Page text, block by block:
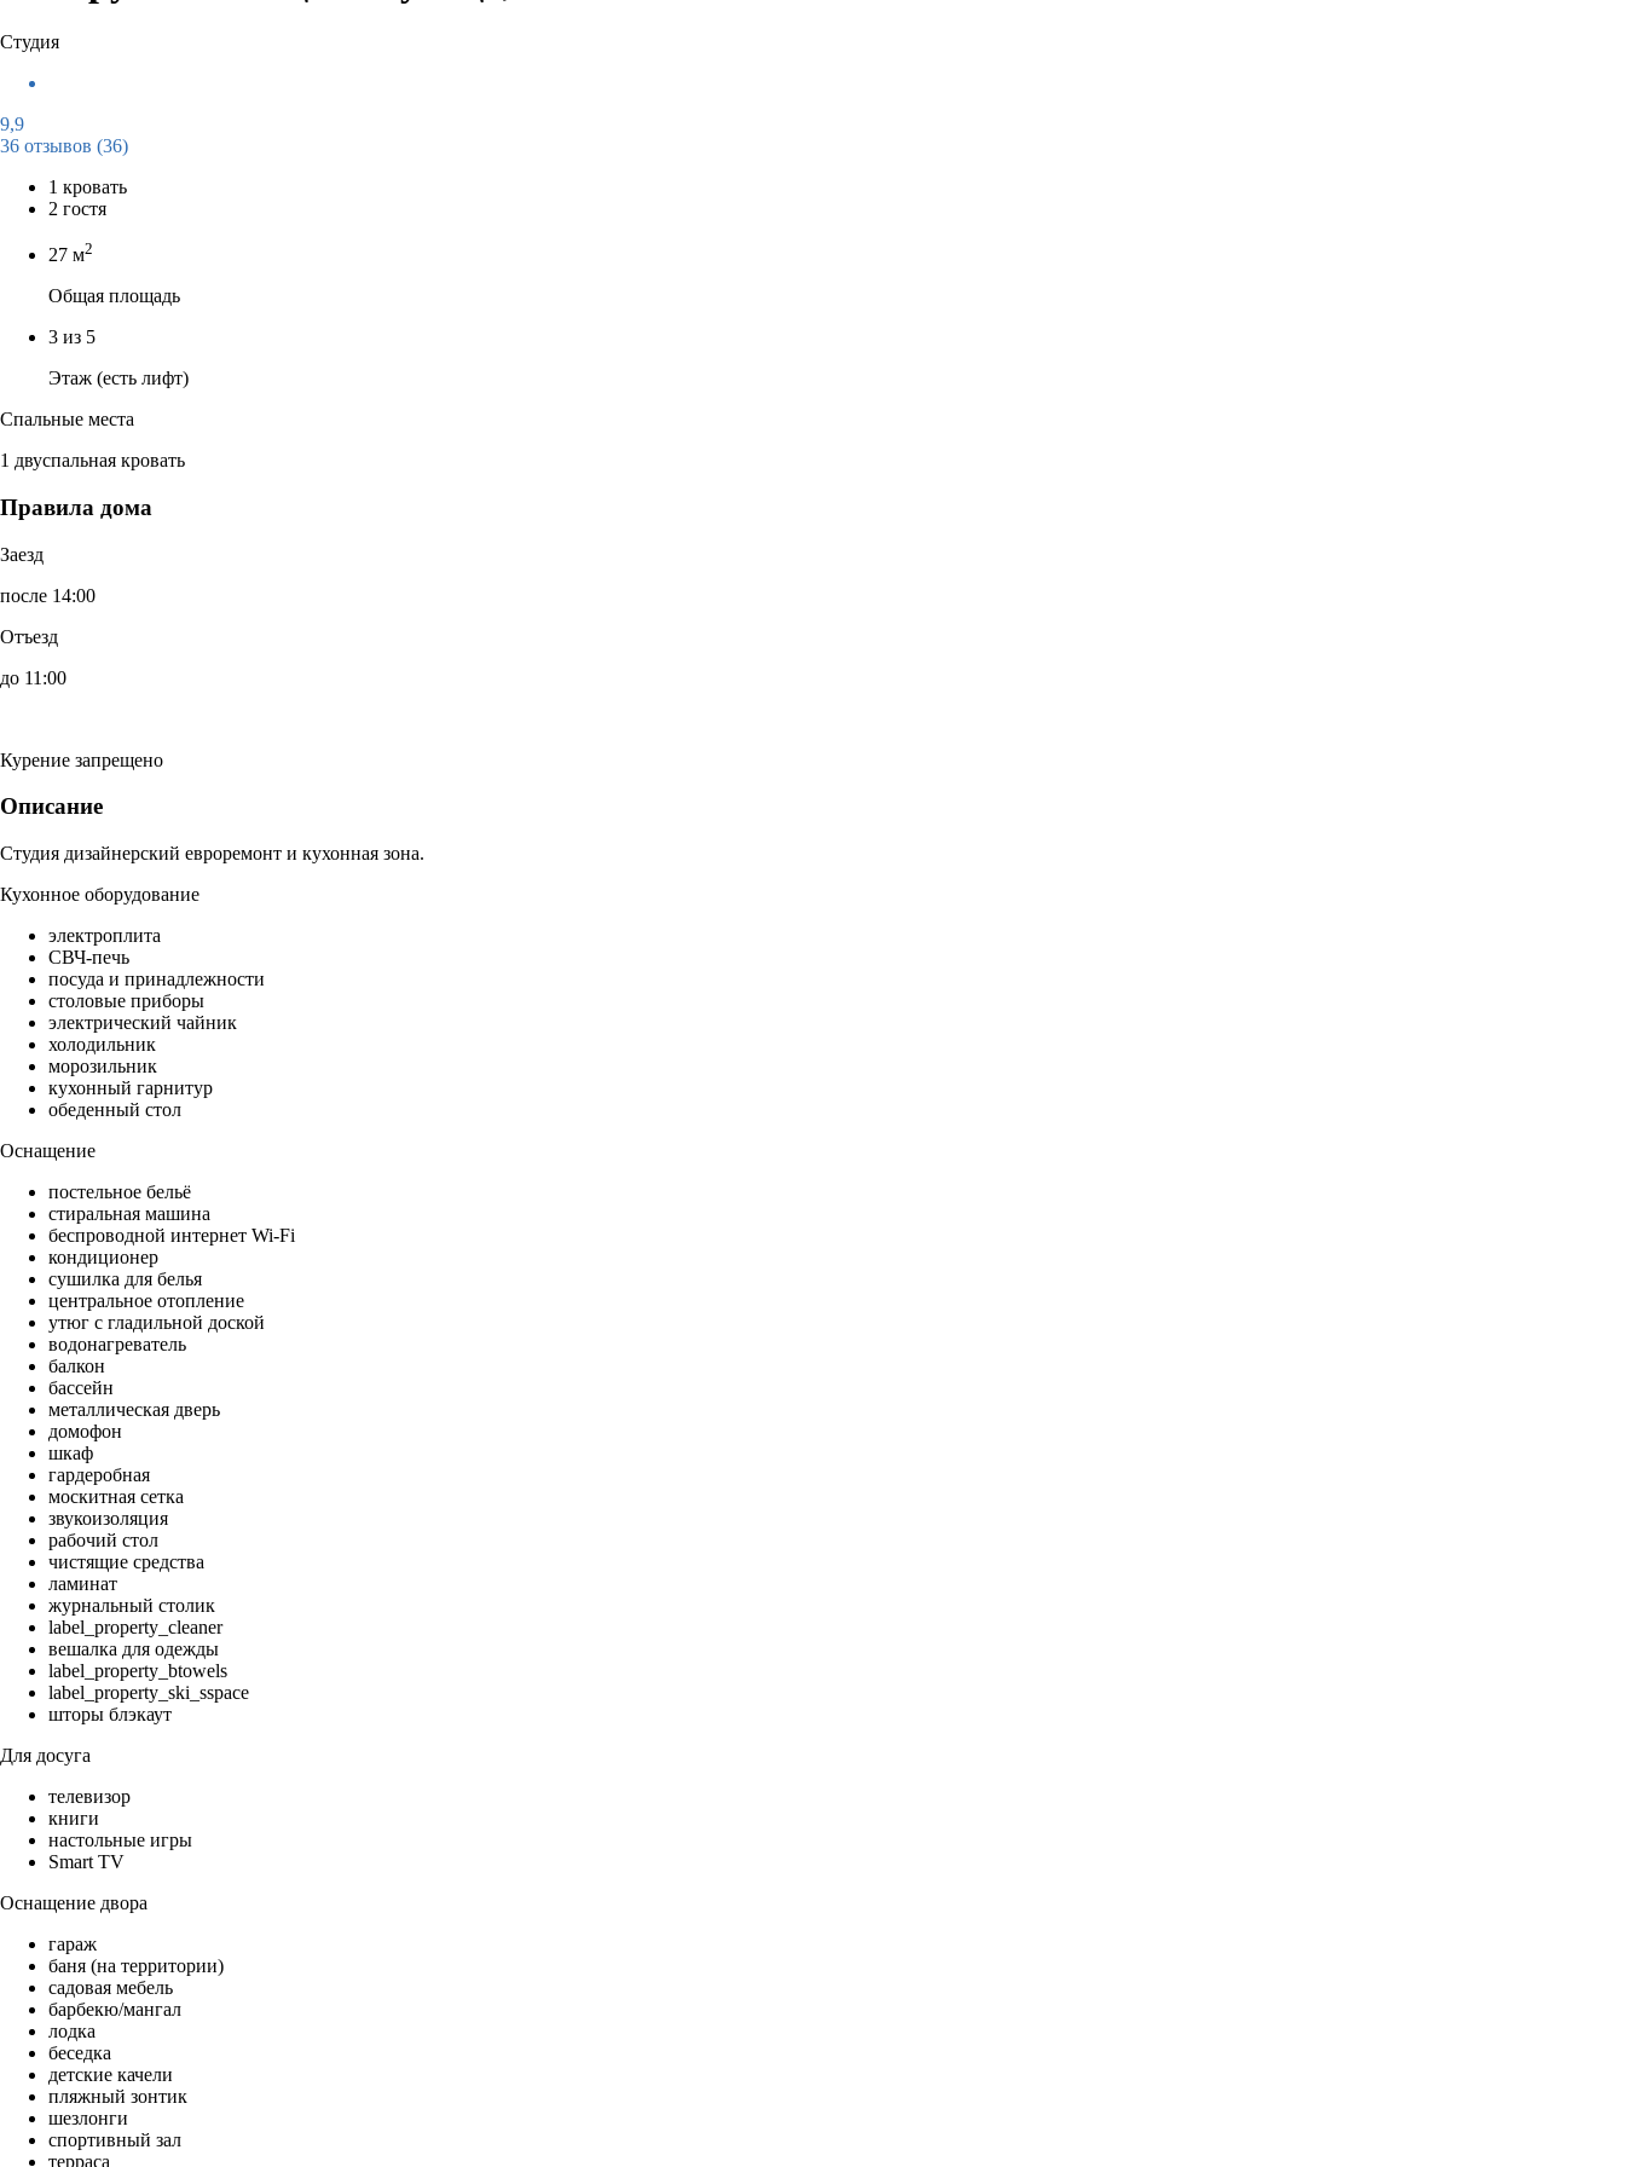
Студия
9,9
36 отзывов (36)
1 кровать
2 гостя
27 м2
Общая площадь
3 из 5
Этаж (есть лифт)
Спальные места
1 двуспальная кровать
Правила дома
Заезд
после 14:00
Отъезд
до 11:00
Курение запрещено
Описание
Студия дизайнерский евроремонт и кухонная зона.
Кухонное оборудование
электроплита
СВЧ-печь
посуда и принадлежности
столовые приборы
электрический чайник
холодильник
морозильник
кухонный гарнитур
обеденный стол
Оснащение
постельное бельё
стиральная машина
беспроводной интернет Wi-Fi
кондиционер
сушилка для белья
центральное отопление
утюг с гладильной доской
водонагреватель
балкон
бассейн
металлическая дверь
домофон
шкаф
гардеробная
москитная сетка
звукоизоляция
рабочий стол
чистящие средства
ламинат
журнальный столик
label_property_cleaner
вешалка для одежды
label_property_btowels
label_property_ski_sspace
шторы блэкаут
Для досуга
телевизор
книги
настольные игры
Smart TV
Оснащение двора
гараж
баня (на территории)
садовая мебель
барбекю/мангал
лодка
беседка
детские качели
пляжный зонтик
шезлонги
спортивный зал
терраса